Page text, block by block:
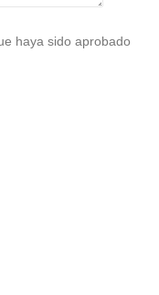
haya sido aprobado